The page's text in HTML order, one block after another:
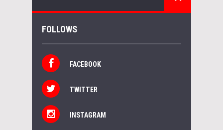
FOLLOWS
FACEBOOK
TWITTER
INSTAGRAM